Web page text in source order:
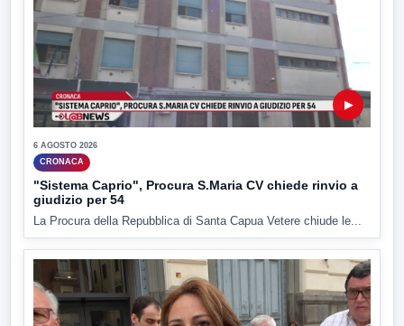
▶
6 AGOSTO 2026
CRONACA
"Sistema Caprio", Procura S.Maria CV chiede rinvio a
giudizio per 54
La Procura della Repubblica di Santa Capua Vetere chiude le...